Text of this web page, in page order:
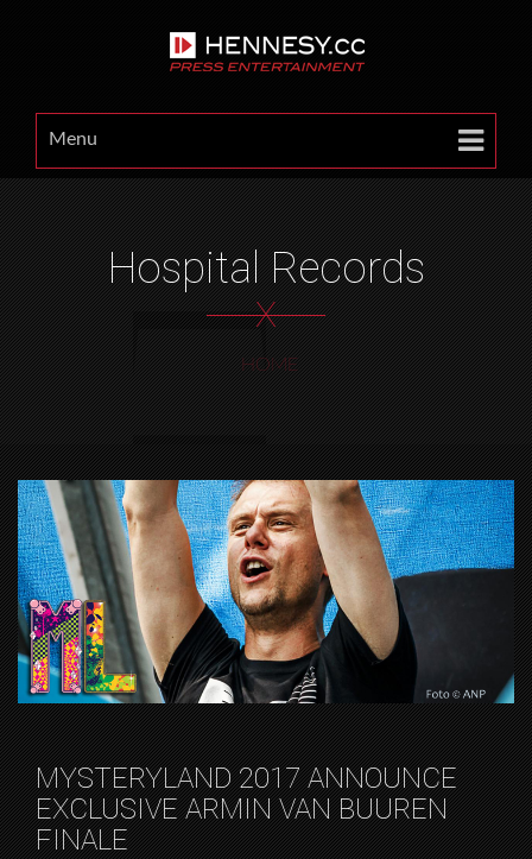
Menu
Hospital Records
X
HOME
MYSTERYLAND 2017 ANNOUNCE
EXCLUSIVE ARMIN VAN BUUREN
FINALE